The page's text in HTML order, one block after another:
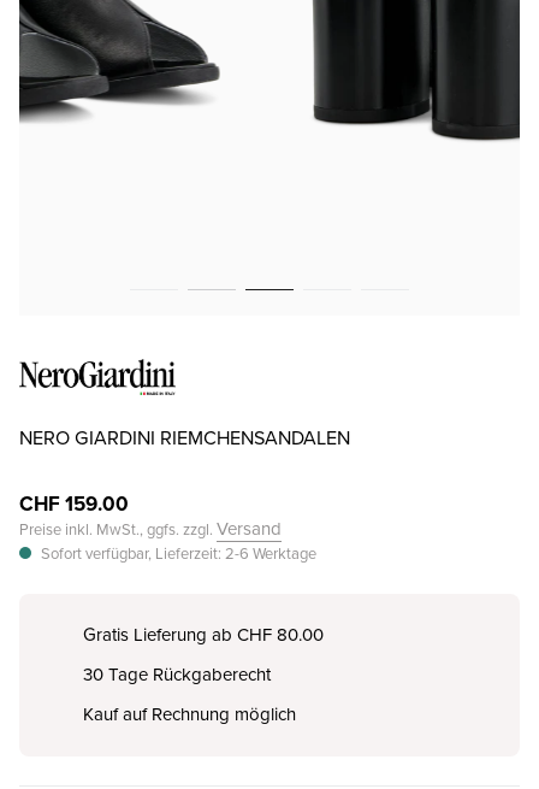
NERO GIARDINI RIEMCHENSANDALEN
CHF 159.00
Preise inkl. MwSt., ggfs. zzgl. Versand
Sofort verfügbar, Lieferzeit: 2-6 Werktage
Gratis Lieferung ab CHF 80.00
30 Tage Rückgaberecht
Kauf auf Rechnung möglich